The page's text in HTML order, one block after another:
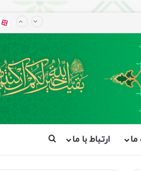
ما ارتباط با ما جستجو برای